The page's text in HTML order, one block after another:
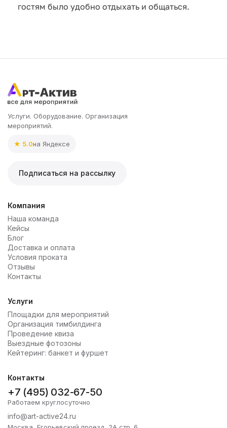
гостям было удобно отдыхать и общаться.
Услуги. Оборудование. Организация
мероприятий.
★ 5.0на Яндексе
Подписаться на рассылку
Компания
Наша команда
Кейсы
Блог
Доставка и оплата
Условия проката
Отзывы
Контакты
Услуги
Площадки для мероприятий
Организация тимбилдинга
Проведение квиза
Выездные фотозоны
Кейтеринг: банкет и фуршет
Контакты
+7 (495) 032-67-50
Работаем круглосуточно
info@art-active24.ru